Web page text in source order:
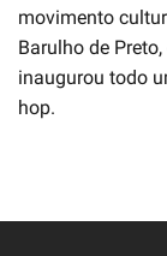
movimento
Barulho de
inaugurou todo
hop.